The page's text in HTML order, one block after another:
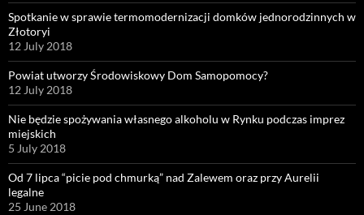
Spotkanie w sprawie termomodernizacji domków jednorodzinnych w
Złotoryi
12 July 2018
Powiat utworzy Środowiskowy Dom Samopomocy?
12 July 2018
Nie będzie spożywania własnego alkoholu w Rynku podczas imprez
miejskich
5 July 2018
Od 7 lipca “picie pod chmurką” nad Zalewem oraz przy Aurelii
legalne
25 June 2018